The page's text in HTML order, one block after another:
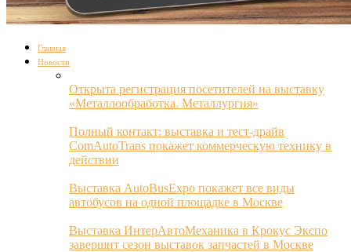
Главная
Новости
Открыта регистрация посетителей на выставку
«Металлообработка. Металлургия»
Полный контакт: выставка и тест-драйв
ComAutoTrans покажет коммерческую технику в
действии
Выставка AutoBusExpo покажет все виды
автобусов на одной площадке в Москве
Выставка ИнтерАвтоМеханика в Крокус Экспо
завершит сезон выставок запчастей в Москве